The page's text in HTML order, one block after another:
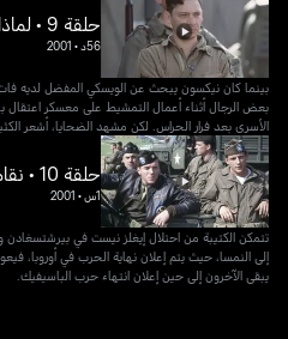
حلقة 9 • لماذا نقاتل
56د •
2001
بعض الرجال أثناء أعمال التمشيط على معسكر
الأسرى بعد فرار الحراس. لكن مشهد الضحايا، أشعر
حلقة 10 • نقاط
1س •
2001
تتمكن الكتيبة من احتلال إيغلز نيست في
إلى النمسا، حيث يتم إعلان نهاية الحرب في أوروبا،
يبقى الآخرون إلى حين إعلان انتهاء حرب الباسيفيك.